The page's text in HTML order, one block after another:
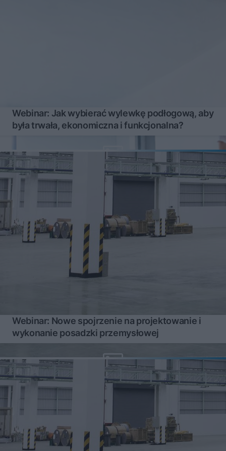
Webinar: Jak wybierać wylewkę podłogową, aby
była trwała, ekonomiczna i funkcjonalna?
Webinar: Nowe spojrzenie na projektowanie i
wykonanie posadzki przemysłowej